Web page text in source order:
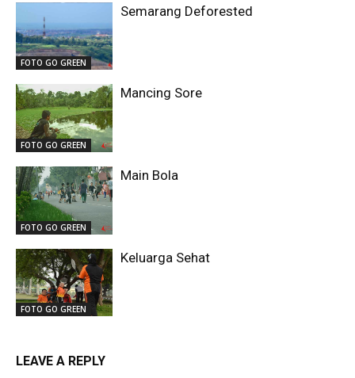
FOTO GO GREEN
Semarang Deforested
FOTO GO GREEN
Mancing Sore
FOTO GO GREEN
Main Bola
FOTO GO GREEN
Keluarga Sehat
LEAVE A REPLY